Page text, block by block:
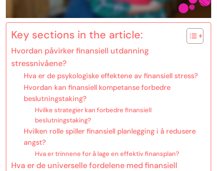
Key sections in the article:
Hvordan påvirker finansiell utdanning
stressnivåene?
Hva er de psykologiske effektene av finansiell stress?
Hvordan kan finansiell kompetanse forbedre
beslutningstaking?
Hvilke strategier kan forbedre finansiell
beslutningstaking?
Hvilken rolle spiller finansiell planlegging i å redusere
angst?
Hva er trinnene for å lage en effektiv finansplan?
Hva er de universelle fordelene med finansiell